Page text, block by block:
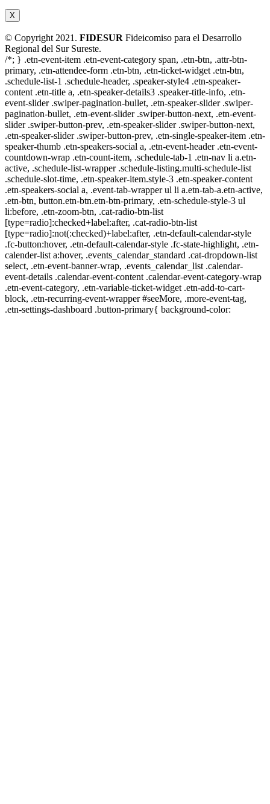
X
© Copyright 2021. FIDESUR Fideicomiso para el Desarrollo
Regional del Sur Sureste.
/*; } .etn-event-item .etn-event-category span, .etn-btn, .attr-btn-
primary, .etn-attendee-form .etn-btn, .etn-ticket-widget .etn-btn,
.schedule-list-1 .schedule-header, .speaker-style4 .etn-speaker-
content .etn-title a, .etn-speaker-details3 .speaker-title-info, .etn-
event-slider .swiper-pagination-bullet, .etn-speaker-slider .swiper-
pagination-bullet, .etn-event-slider .swiper-button-next, .etn-event-
slider .swiper-button-prev, .etn-speaker-slider .swiper-button-next,
.etn-speaker-slider .swiper-button-prev, .etn-single-speaker-item .etn-
speaker-thumb .etn-speakers-social a, .etn-event-header .etn-event-
countdown-wrap .etn-count-item, .schedule-tab-1 .etn-nav li a.etn-
active, .schedule-list-wrapper .schedule-listing.multi-schedule-list
.schedule-slot-time, .etn-speaker-item.style-3 .etn-speaker-content
.etn-speakers-social a, .event-tab-wrapper ul li a.etn-tab-a.etn-active,
.etn-btn, button.etn-btn.etn-btn-primary, .etn-schedule-style-3 ul
li:before, .etn-zoom-btn, .cat-radio-btn-list
[type=radio]:checked+label:after, .cat-radio-btn-list
[type=radio]:not(:checked)+label:after, .etn-default-calendar-style
.fc-button:hover, .etn-default-calendar-style .fc-state-highlight, .etn-
calender-list a:hover, .events_calendar_standard .cat-dropdown-list
select, .etn-event-banner-wrap, .events_calendar_list .calendar-
event-details .calendar-event-content .calendar-event-category-wrap
.etn-event-category, .etn-variable-ticket-widget .etn-add-to-cart-
block, .etn-recurring-event-wrapper #seeMore, .more-event-tag,
.etn-settings-dashboard .button-primary{ background-color: